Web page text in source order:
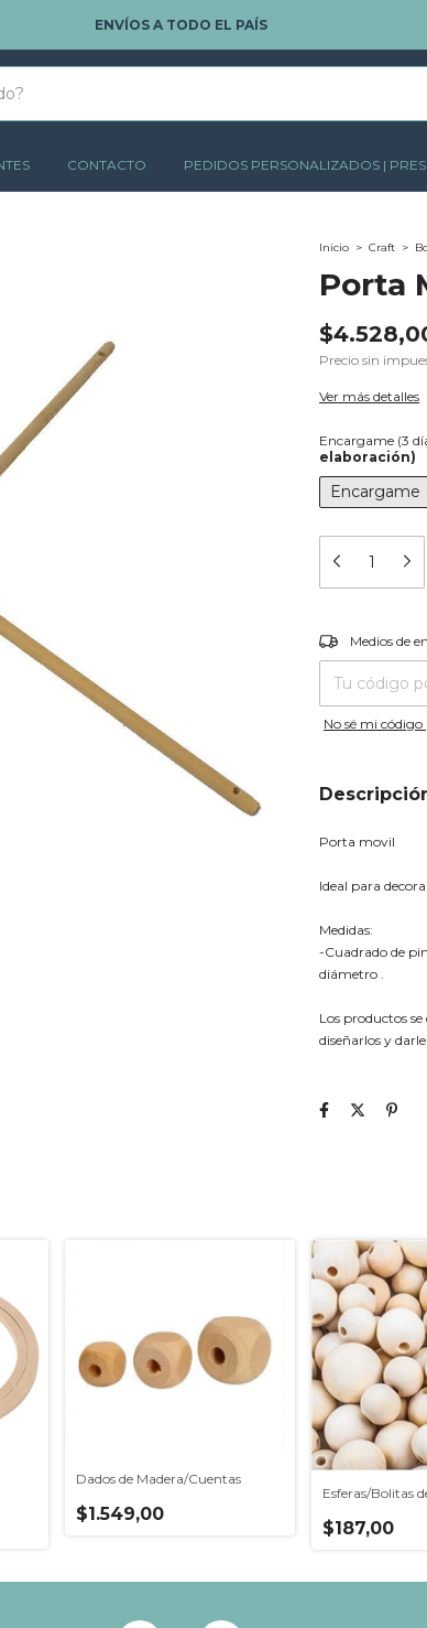
ENVÍOS A TODO EL PAÍS
CONTACTO PEDIDOS PERSONALIZADOS |
Inicio > Craft >
Porta
Precio sin
Ver más detalles
Encargame (3
elaboración)
Encargame
Entregas para el
Medios de
No sé mi código
Porta movil
Ideal para
Medidas:
-Cuadrado de
diámetro .
Los productos
diseñarlos y
Dados de Madera/Cuentas
$1.549,00
Esferas/Bolitas
$187,00